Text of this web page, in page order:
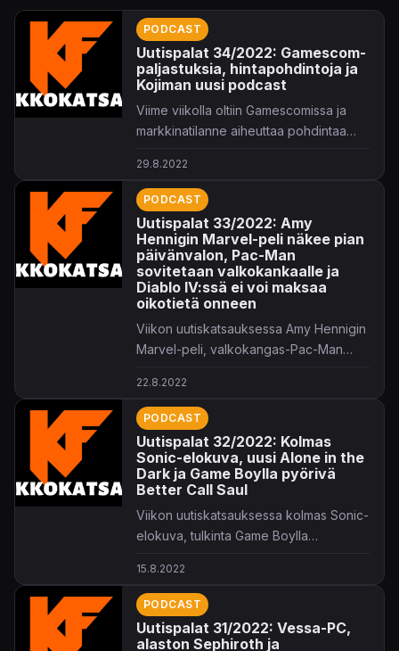
PODCAST
Uutispalat 34/2022: Gamescom-
paljastuksia, hintapohdintoja ja
Kojiman uusi podcast
Viime viikolla oltiin Gamescomissa ja
markkinatilanne aiheuttaa pohdintaa
29.8.2022
PODCAST
Uutispalat 33/2022: Amy
Hennigin Marvel-peli näkee pian
päivänvalon, Pac-Man
sovitetaan valkokankaalle ja
Diablo IV:ssä ei voi maksaa
oikotietä onneen
Viikon uutiskatsauksessa Amy Hennigin
Marvel-peli, valkokangas-Pac-Man
22.8.2022
PODCAST
Uutispalat 32/2022: Kolmas
Sonic-elokuva, uusi Alone in the
Dark ja Game Boylla pyörivä
Better Call Saul
Viikon uutiskatsauksessa kolmas Sonic-
elokuva, tulkinta Game Boylla
paljon muuta.
15.8.2022
PODCAST
Uutispalat 31/2022: Vessa-PC,
alaston Sephiroth ja